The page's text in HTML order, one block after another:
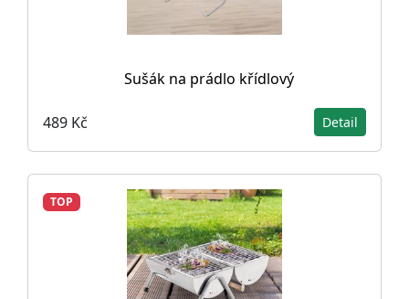
Sušák na prádlo křídlový
489 Kč Detail
TOP